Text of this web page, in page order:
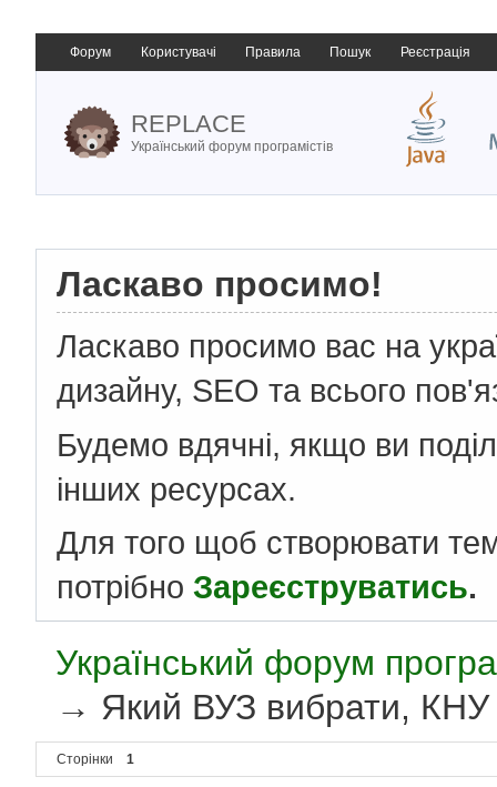
Форум Користувачі Правила Пошук Реєстрація
REPLACE
Український форум програмістів
Ласкаво просимо!
Ласкаво просимо вас на
дизайну, SEO та всього
Будемо вдячні, якщо ви
інших ресурсах.
Для того щоб створювати
потрібно Зареєструватись.
Український форум
→ Який ВУЗ вибрати, КНУ
Сторінки 1